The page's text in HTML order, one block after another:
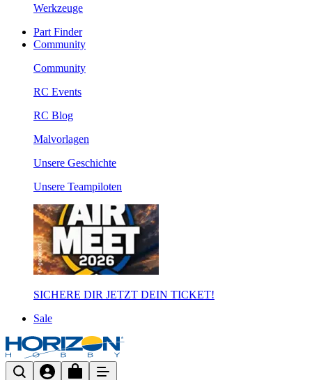
Werkzeuge
Part Finder
Community
Community
RC Events
RC Blog
Malvorlagen
Unsere Geschichte
Unsere Teampiloten
SICHERE DIR JETZT DEIN TICKET!
Sale